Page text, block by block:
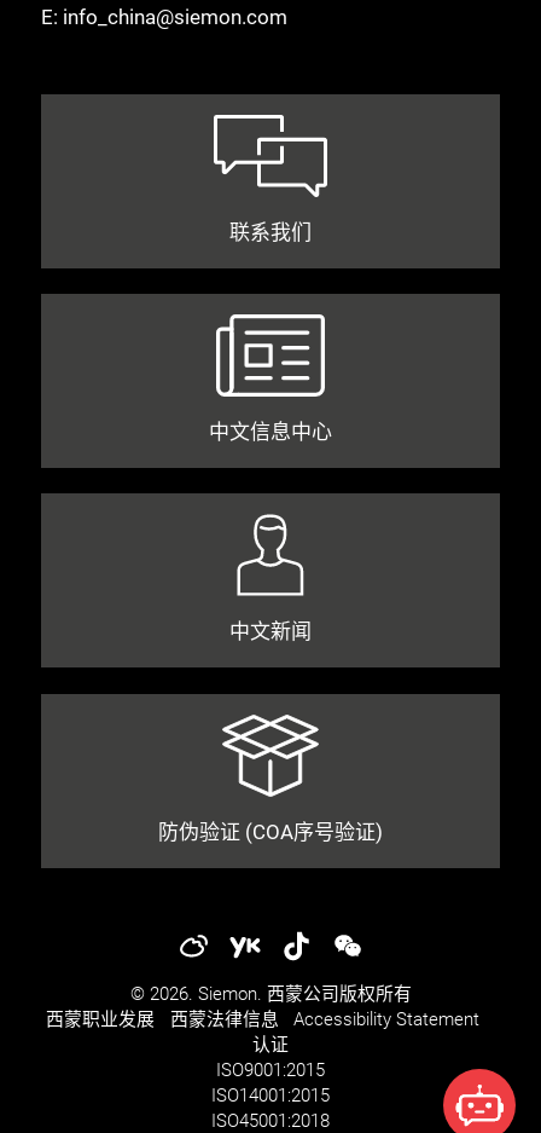
E: info_china@siemon.com
联系我们
中文信息中心
中文新闻
防伪验证 (COA序号验证)
© 2026. Siemon. 西蒙公司版权所有
西蒙职业发展​​
西蒙法律信息​
Accessibility Statement
认证
ISO9001:2015
ISO14001:2015
ISO45001:2018